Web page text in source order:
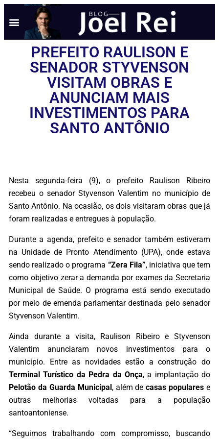
PREFEITO RAULISON E
SENADOR STYVENSON
VISITAM OBRAS E
ANUNCIAM MAIS
INVESTIMENTOS PARA
SANTO ANTÔNIO
Nesta segunda-feira (9), o prefeito Raulison Ribeiro
recebeu o senador Styvenson Valentim no município de
Santo Antônio. Na ocasião, os dois visitaram obras que já
foram realizadas e entregues à população.
Durante a agenda, prefeito e senador também estiveram
na Unidade de Pronto Atendimento (UPA), onde estava
sendo realizado o programa “Zera Fila”, iniciativa que tem
como objetivo zerar a demanda por exames da Secretaria
Municipal de Saúde. O programa está sendo executado
por meio de emenda parlamentar destinada pelo senador
Styvenson Valentim.
Ainda durante a visita, Raulison Ribeiro e Styvenson
Valentim anunciaram novos investimentos para o
município. Entre as novidades estão a construção do
Terminal Turístico da Pedra da Onça, a implantação do
Pelotão da Guarda Municipal, além decasas populares e
outras melhorias voltadas para a população
santoantoniense.
“Seguimos trabalhando com compromisso, buscando